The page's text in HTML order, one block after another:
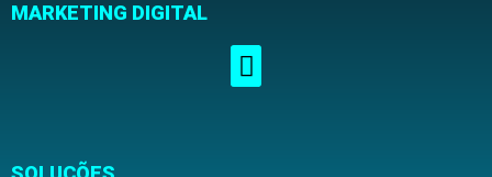
MARKETING DIGITAL